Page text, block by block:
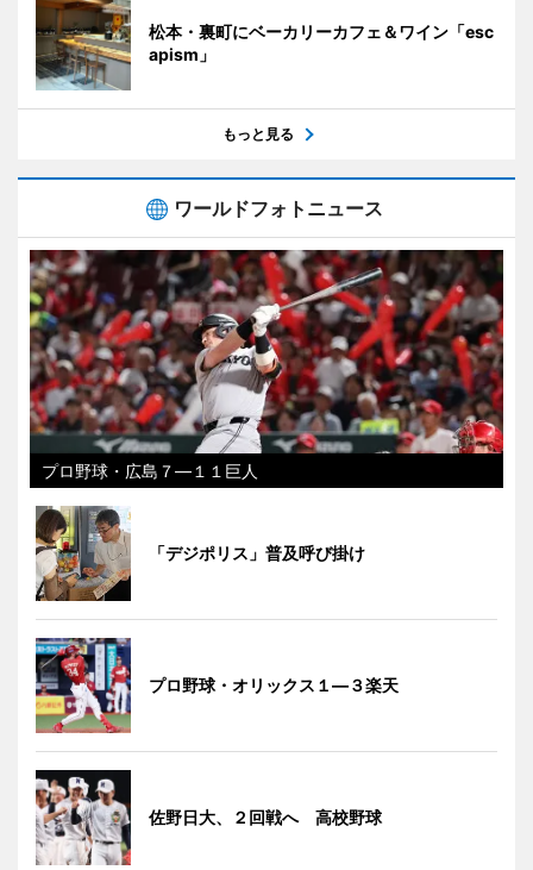
松本・裏町にベーカリーカフェ＆ワイン「esc
apism」
もっと見る
ワールドフォトニュース
プロ野球・広島７―１１巨人
「デジポリス」普及呼び掛け
プロ野球・オリックス１―３楽天
佐野日大、２回戦へ 高校野球